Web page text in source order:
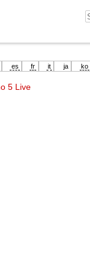
es fr it ja ko
5 Live